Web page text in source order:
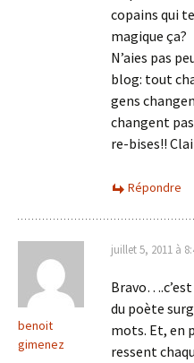
copains qui
magique ça?
N’aies pas
blog: tout
gens
changent
re-bises!!
Répondre
benoit
gimenez
juillet 5, 2011 à
Bravo….c’est
du poète
mots. Et, en
ressent